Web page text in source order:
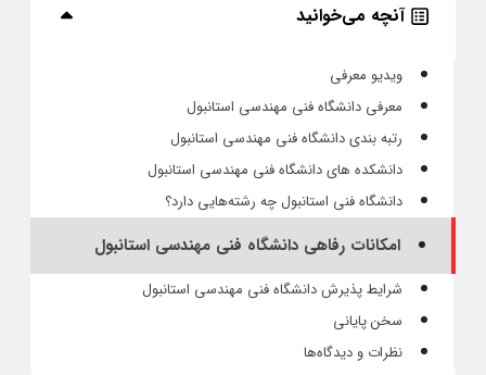
آنچه می‌خوانید
ویدیو معرفی
معرفی دانشگاه فنی مهندسی استانبول
رتبه بندی دانشگاه فنی مهندسی استانبول
دانشکده های دانشگاه فنی مهندسی استانبول
دانشگاه فنی استانبول چه رشته‌هایی دارد؟
امکانات رفاهی دانشگاه فنی مهندسی استانبول
شرایط پذیرش دانشگاه فنی مهندسی استانبول
سخن پایانی
نظرات و دیدگاه‌ها